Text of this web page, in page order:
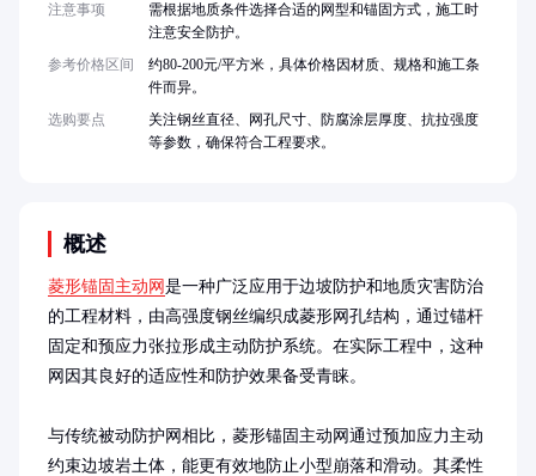
概述
菱形锚固主动网 是一种广泛应用于边坡防护和地质灾害防治
的工程材料，由高强度钢丝编织成菱形网孔结构，通过锚杆
固定和预应力张拉形成主动防护系统。在实际工程中，这种
网因其良好的适应性和防护效果备受青睐。
与传统被动防护网相比，菱形锚固主动网通过预加应力主动
约束边坡岩土体，能更有效地防止小型崩落和滑动。其柔性
注意事项
需根据地质条件选择合适的网型和锚固方式，施工时
注意安全防护。
参考价格区间
约80-200元/平方米，具体价格因材质、规格和施工条
件而异。
选购要点
关注钢丝直径、网孔尺寸、防腐涂层厚度、抗拉强度
等参数，确保符合工程要求。